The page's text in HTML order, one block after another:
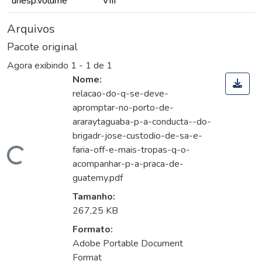
Arquivos
Pacote original
Agora exibindo 1 - 1 de 1
Carregando...
Nome:
relacao-do-q-se-deve-
apromptar-no-porto-de-
araraytaguaba-p-a-conducta--do-
brigadr-jose-custodio-de-sa-e-
faria-off-e-mais-tropas-q-o-
acompanhar-p-a-praca-de-
guatemy.pdf
Tamanho:
267,25 KB
Formato:
Adobe Portable Document
Format